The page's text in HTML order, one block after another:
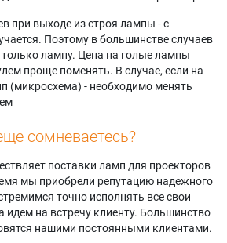
при выходе из строя лампы - с
Поэтому в большинстве случаев
лампу. Цена на голые лампы
проще поменять. В случае, если на
(микросхема) - необходимо менять
сомневаетесь?
поставки ламп для проекторов
мы приобрели репутацию надежного
точно исполнять все свои
идем на встречу клиенту. Большинство
нашими постоянными клиентами.